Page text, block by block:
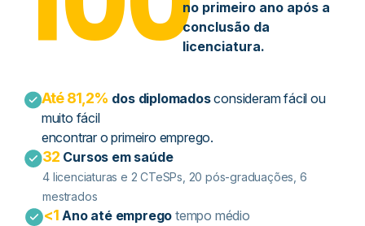
no primeiro ano após a
conclusão da
licenciatura.
Até 81,2% dos diplomadosconsideram fácil ou
muito fácil
encontrar o primeiro emprego.
32 Cursos em saúde
4 licenciaturas e 2 CTeSPs​, 20 pós-graduações, 6
mestrados
<1 Ano até empregotempo médio